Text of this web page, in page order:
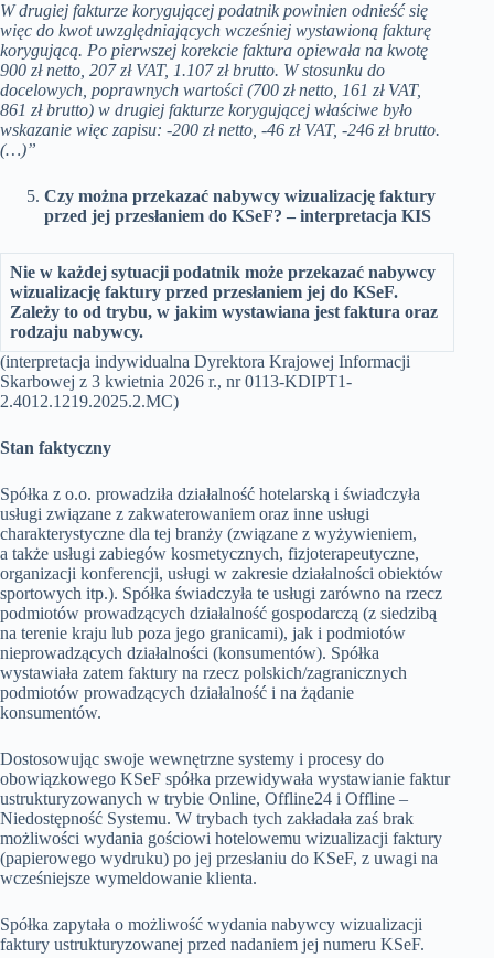
W drugiej fakturze korygującej podatnik powinien odnieść się
więc do kwot uwzględniających wcześniej wystawioną fakturę
korygującą. Po pierwszej korekcie faktura opiewała na kwotę
900 zł netto, 207 zł VAT, 1.107 zł brutto. W stosunku do
docelowych, poprawnych wartości (700 zł netto, 161 zł VAT,
861 zł brutto) w drugiej fakturze korygującej właściwe było
wskazanie więc zapisu: -200 zł netto, -46 zł VAT, -246 zł brutto.
(…)”
Czy można przekazać nabywcy wizualizację faktury
przed jej przesłaniem do KSeF? – interpretacja KIS
Nie w każdej sytuacji podatnik może przekazać nabywcy
wizualizację faktury przed przesłaniem jej do KSeF.
Zależy to od trybu, w jakim wystawiana jest faktura oraz
rodzaju nabywcy.
(interpretacja indywidualna Dyrektora Krajowej Informacji
Skarbowej z 3 kwietnia 2026 r., nr 0113-KDIPT1-
2.4012.1219.2025.2.MC)
Stan faktyczny
Spółka z o.o. prowadziła działalność hotelarską i świadczyła
usługi związane z zakwaterowaniem oraz inne usługi
charakterystyczne dla tej branży (związane z wyżywieniem,
a także usługi zabiegów kosmetycznych, fizjoterapeutyczne,
organizacji konferencji, usługi w zakresie działalności obiektów
sportowych itp.). Spółka świadczyła te usługi zarówno na rzecz
podmiotów prowadzących działalność gospodarczą (z siedzibą
na terenie kraju lub poza jego granicami), jak i podmiotów
nieprowadzących działalności (konsumentów). Spółka
wystawiała zatem faktury na rzecz polskich/zagranicznych
podmiotów prowadzących działalność i na żądanie
konsumentów.
Dostosowując swoje wewnętrzne systemy i procesy do
obowiązkowego KSeF spółka przewidywała wystawianie faktur
ustrukturyzowanych w trybie Online, Offline24 i Offline –
Niedostępność Systemu. W trybach tych zakładała zaś brak
możliwości wydania gościowi hotelowemu wizualizacji faktury
(papierowego wydruku) po jej przesłaniu do KSeF, z uwagi na
wcześniejsze wymeldowanie klienta.
Spółka zapytała o możliwość wydania nabywcy wizualizacji
faktury ustrukturyzowanej przed nadaniem jej numeru KSeF.